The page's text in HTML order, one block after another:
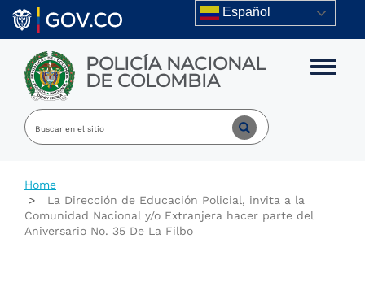
Skip to main content Español
POLICÍA NACIONAL
DE COLOMBIA Toggle
Home
La Dirección de Educación Policial, invita a la
Comunidad Nacional y/o Extranjera hacer parte del
Aniversario No. 35 De La Filbo